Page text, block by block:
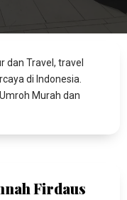
dan Travel, travel
di Indonesia.
Murah dan
Firdaus